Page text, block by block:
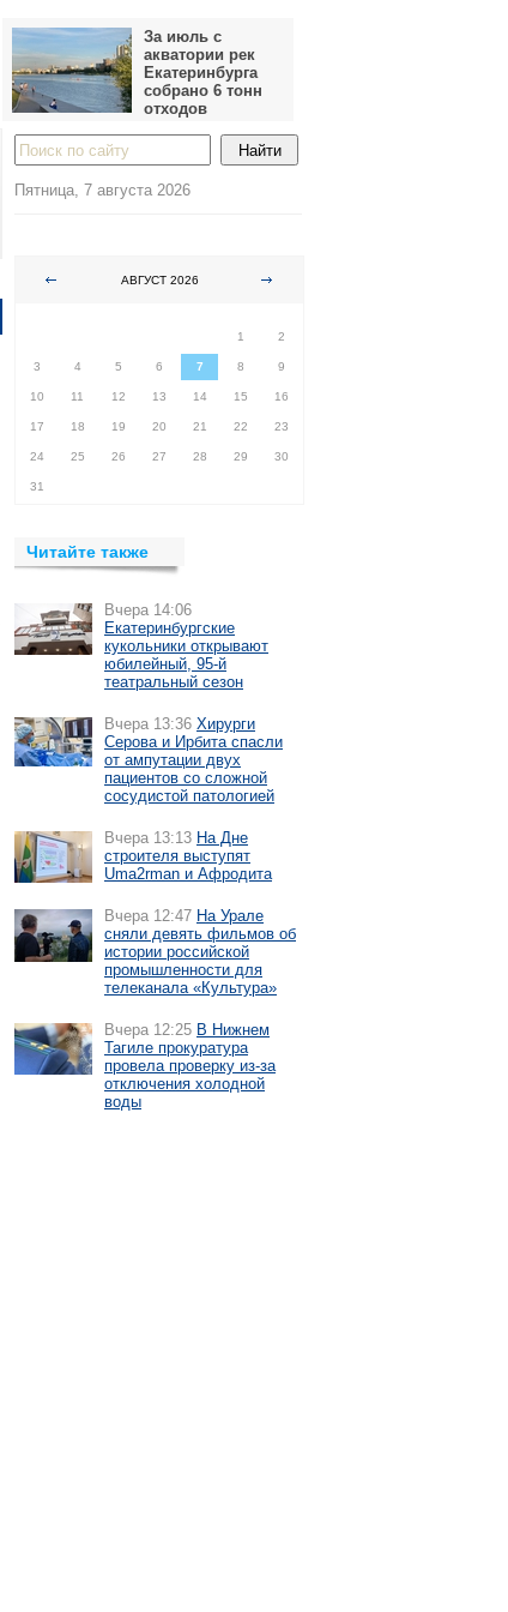
За июль с
акватории рек
Екатеринбурга
собрано 6 тонн
отходов
Пятница, 7 августа 2026
АВГУСТ 2026
1
2
3 4 5 6 7 8 9
10 11 12 13 14 15 16
17 18 19 20 21 22 23
24 25 26 27 28 29 30
31
Читайте также
Вчера 14:06
Екатеринбургские
кукольники открывают
юбилейный, 95-й
театральный сезон
Вчера 13:36 Хирурги
Серова и Ирбита спасли
от ампутации двух
пациентов со сложной
сосудистой патологией
Вчера 13:13 На Дне
строителя выступят
Uma2rman и Афродита
Вчера 12:47 На Урале
сняли девять фильмов об
истории российской
промышленности для
телеканала «Культура»
Вчера 12:25 В Нижнем
Тагиле прокуратура
провела проверку из-за
отключения холодной
воды